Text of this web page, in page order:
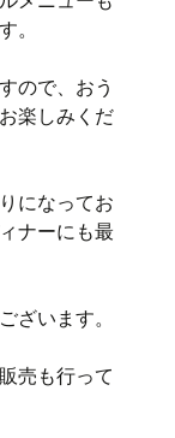
。
ので、おう
楽しみくだ
になってお
ナーにも最
ざいます。
売も行って